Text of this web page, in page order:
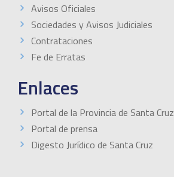
Avisos Oficiales
Sociedades y Avisos Judiciales
Contrataciones
Fe de Erratas
Enlaces
Portal de la Provincia de Santa Cruz
Portal de prensa
Digesto Jurídico de Santa Cruz